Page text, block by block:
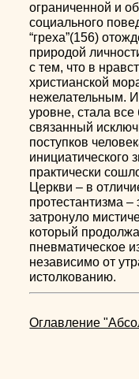
ограниченной и
социального
“греха”(156)
природой
с тем, что в
христианской
нежелательным.
уровне, стала все
связанный
поступков
инициатического
практически
Церкви – в
протестантизма
затронуло
который
пневматическое
независимо от
истолкованию.
Оглавление